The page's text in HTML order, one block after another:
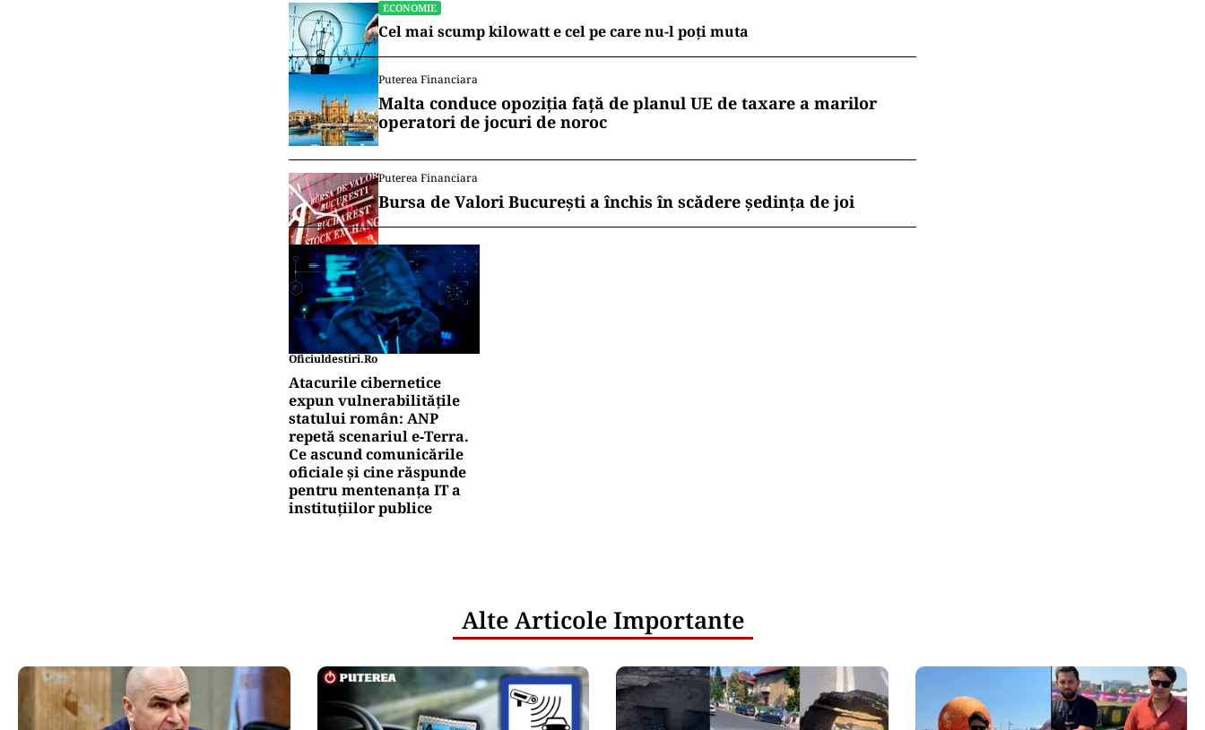
ECONOMIE
Cel mai scump kilowatt e cel pe care nu-l poți muta
Puterea Financiara
Malta conduce opoziția față de planul UE de taxare a marilor
operatori de jocuri de noroc
Puterea Financiara
Bursa de Valori București a închis în scădere ședința de joi
Oficiuldestiri.ro
Atacurile cibernetice
expun vulnerabilitățile
statului român: ANP
repetă scenariul e‑Terra.
Ce ascund comunicările
oficiale și cine răspunde
pentru mentenanța IT a
instituțiilor publice
Alte Articole Importante